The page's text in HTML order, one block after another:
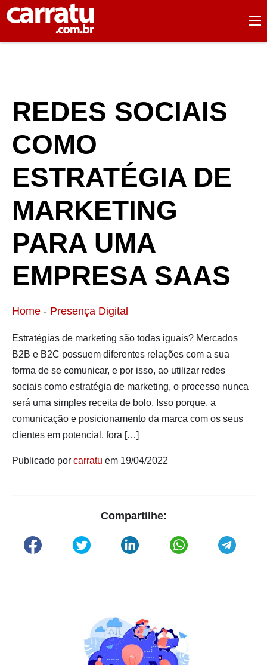
REDES SOCIAIS
COMO
ESTRATÉGIA DE
MARKETING
PARA UMA
EMPRESA SAAS
Home - Presença Digital
Estratégias de marketing são todas iguais? Mercados
B2B e B2C possuem diferentes relações com a sua
forma de se comunicar, e por isso, ao utilizar redes
sociais como estratégia de marketing, o processo nunca
será uma simples receita de bolo. Isso porque, a
comunicação e posicionamento da marca com os seus
clientes em potencial, fora […]
Publicado por carratu em 19/04/2022
Compartilhe: